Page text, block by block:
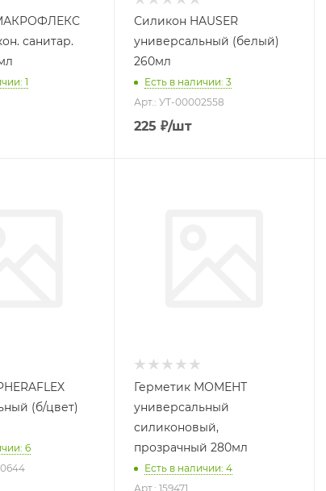
санитар.
1
Силикон HAUSER
универсальный (белый)
260мл
Есть в наличии: 3
Арт.: УТ-00002558
225 ₽/шт
(б/цвет)
6
Герметик МОМЕНТ
универсальный
силиконовый,
прозрачный 280мл
Есть в наличии: 4
Арт.: 159471